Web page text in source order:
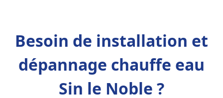
Besoin de installation et
dépannage chauffe eau
Sin le Noble ?